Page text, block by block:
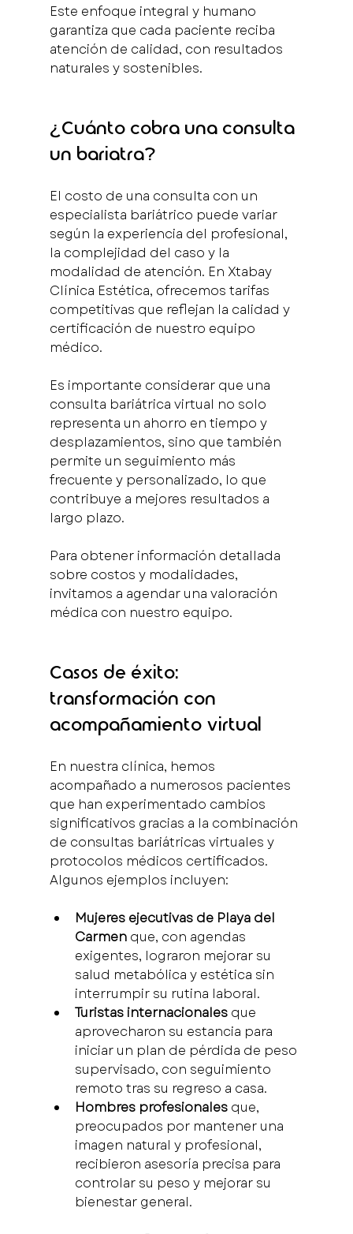
Este enfoque integral y humano
garantiza que cada paciente reciba
atención de calidad, con resultados
naturales y sostenibles.
¿Cuánto cobra una consulta
un bariatra?
El costo de una consulta con un
especialista bariátrico puede variar
según la experiencia del profesional,
la complejidad del caso y la
modalidad de atención. En Xtabay
Clínica Estética, ofrecemos tarifas
competitivas que reflejan la calidad y
certificación de nuestro equipo
médico.
Es importante considerar que una
consulta bariátrica virtual no solo
representa un ahorro en tiempo y
desplazamientos, sino que también
permite un seguimiento más
frecuente y personalizado, lo que
contribuye a mejores resultados a
largo plazo.
Para obtener información detallada
sobre costos y modalidades,
invitamos a agendar una valoración
médica con nuestro equipo.
Casos de éxito:
transformación con
acompañamiento virtual
En nuestra clínica, hemos
acompañado a numerosos pacientes
que han experimentado cambios
significativos gracias a la combinación
de consultas bariátricas virtuales y
protocolos médicos certificados.
Algunos ejemplos incluyen:
Mujeres ejecutivas de Playa del
Carmen que, con agendas
exigentes, lograron mejorar su
salud metabólica y estética sin
interrumpir su rutina laboral.
Turistas internacionales que
aprovecharon su estancia para
iniciar un plan de pérdida de peso
supervisado, con seguimiento
remoto tras su regreso a casa.
Hombres profesionales que,
preocupados por mantener una
imagen natural y profesional,
recibieron asesoría precisa para
controlar su peso y mejorar su
bienestar general.